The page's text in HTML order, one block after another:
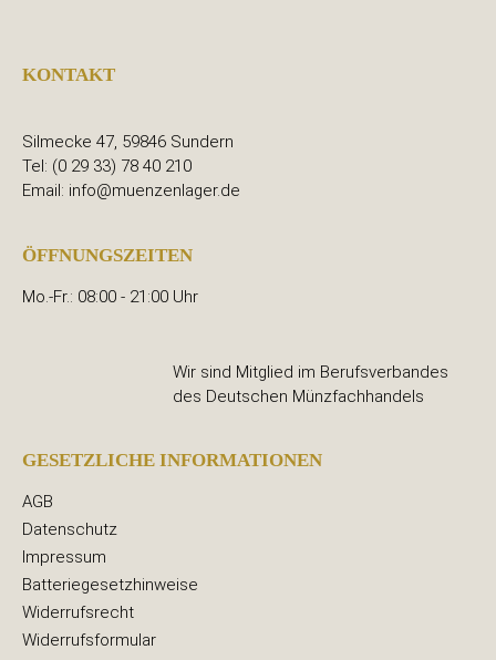
KONTAKT
Silmecke 47, 59846 Sundern
Tel: (0 29 33) 78 40 210
Email: info@muenzenlager.de
ÖFFNUNGSZEITEN
Mo.-Fr.: 08:00 - 21:00 Uhr
Wir sind Mitglied im Berufsverbandes
des Deutschen Münzfachhandels
GESETZLICHE INFORMATIONEN
AGB
Datenschutz
Impressum
Batteriegesetzhinweise
Widerrufsrecht
Widerrufsformular